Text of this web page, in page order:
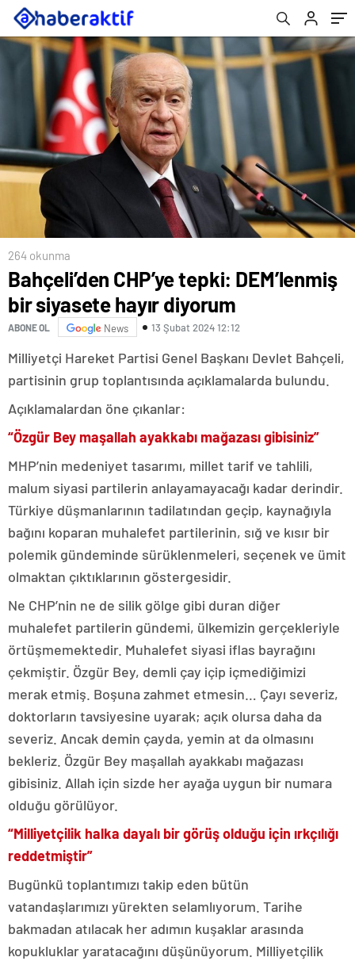
264 okunma
Bahçeli’den CHP’ye tepki: DEM’lenmiş
bir siyasete hayır diyorum
ABONE OL News 13 Şubat 2024 12:12
Milliyetçi Hareket Partisi Genel Başkanı Devlet Bahçeli,
partisinin grup toplantısında açıklamalarda bulundu.
Açıklamalardan öne çıkanlar:
“Özgür Bey maşallah ayakkabı mağazası gibisiniz”
MHP’nin medeniyet tasarımı, millet tarif ve tahlili,
malum siyasi partilerin anlayamayacağı kadar derindir.
Türkiye düşmanlarının tadilatından geçip, kaynağıyla
bağını koparan muhalefet partilerinin, sığ ve kısır bir
polemik gündeminde sürüklenmeleri, seçenek ve ümit
olmaktan çıktıklarının göstergesidir.
Ne CHP’nin ne de silik gölge gibi duran diğer
muhalefet partilerin gündemi, ülkemizin gerçekleriyle
örtüşmemektedir. Muhalefet siyasi iflas bayrağını
çekmiştir. Özgür Bey, demli çay içip içmediğimizi
merak etmiş. Boşuna zahmet etmesin… Çayı severiz,
doktorların tavsiyesine uyarak; açık olursa daha da
severiz. Ancak demin çayda, yemin at da olmasını
bekleriz. Özgür Bey maşallah ayakkabı mağazası
gibisiniz. Allah için sizde her ayağa uygun bir numara
olduğu görülüyor.
“Milliyetçilik halka dayalı bir görüş olduğu için ırkçılığı
reddetmiştir”
Bugünkü toplantımızı takip eden bütün
vatandaşlarımızı yürekten selamlıyorum. Tarihe
bakmadan atılacak her adımın kuşaklar arasında
kopukluklar yaratacağını düşünüyorum. Milliyetçilik